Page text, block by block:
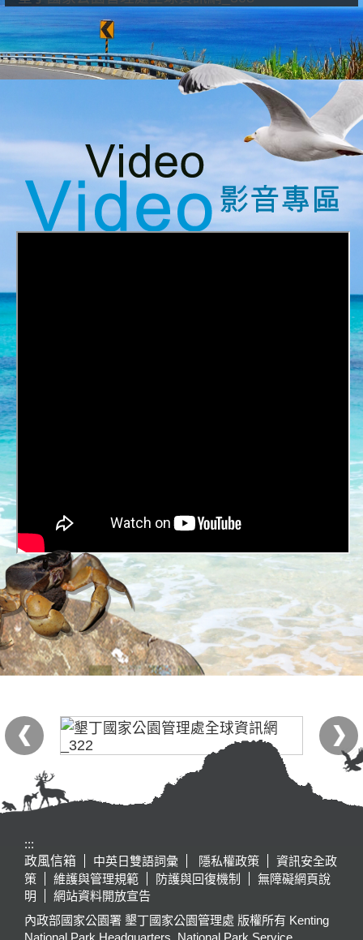
:::
政風信箱
中英日雙語詞彙 隱私權政策
資訊安全政
策
維護與管理規範 防護與回復機制
無障礙網頁說
明
網站資料開放宣告
內政部國家公園署 墾丁國家公園管理處 版權所有 Kenting
National Park Headquarters, National Park Service,